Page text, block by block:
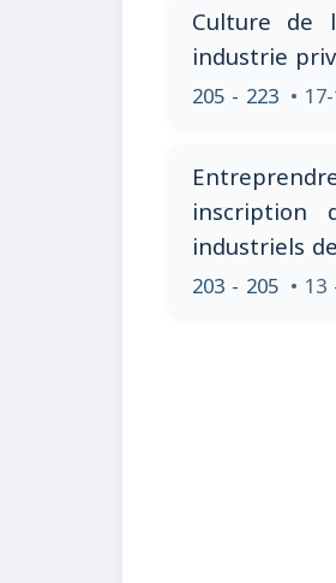
Culture de
industrie
205 - 223 •
inscription
industriels
203 - 205 •